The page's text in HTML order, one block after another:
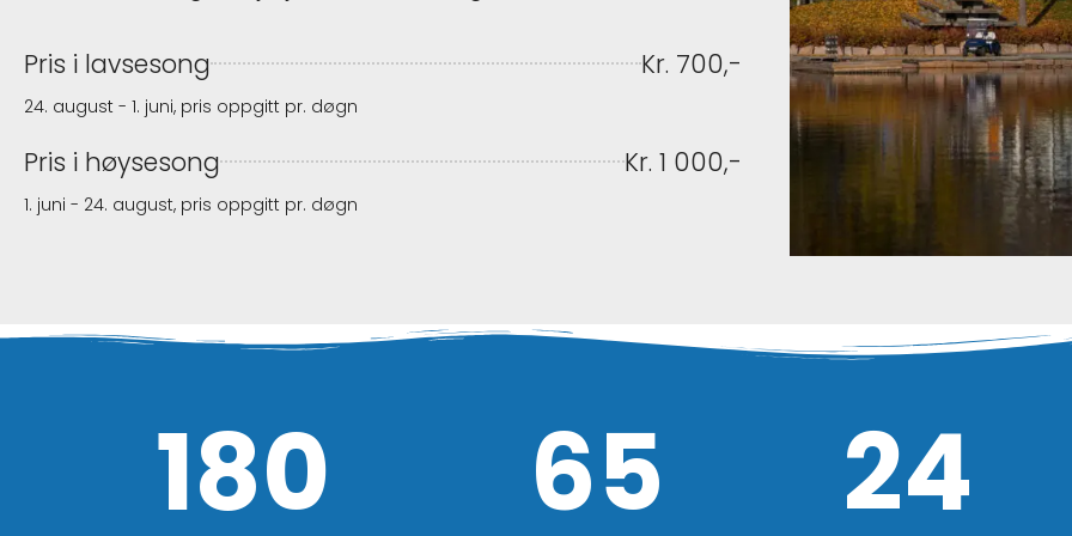
Pris i lavsesong Kr. 700,-
24. august - 1. juni, pris oppgitt pr. døgn
Pris i høysesong Kr. 1 000,-
1. juni - 24. august, pris oppgitt pr. døgn
180 65 24